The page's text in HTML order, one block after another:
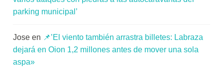
parking municipal’
Jose en 📌’El viento también arrastra billetes: Labraza
dejará en Oion 1,2 millones antes de mover una sola
aspa»